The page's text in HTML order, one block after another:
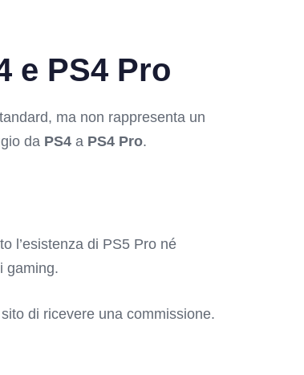
e PS4 Pro
ma non rappresenta un
da PS4 a PS4 Pro.
l’esistenza di PS5 Pro né
gaming.
di ricevere una commissione.